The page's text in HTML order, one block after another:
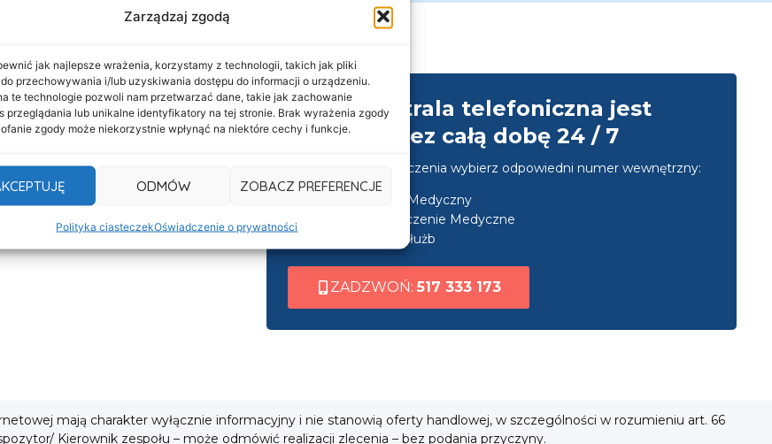
Zarządzaj zgodą
jak najlepsze wrażenia, korzystamy z technologii, takich jak pliki
przechowywania i/lub uzyskiwania dostępu do informacji o urządzeniu.
te technologie pozwoli nam przetwarzać dane, takie jak zachowanie
przeglądania lub unikalne identyfikatory na tej stronie. Brak wyrażenia zgody
zgody może niekorzystnie wpłynąć na niektóre cechy i funkcje.
ODMÓW ZOBACZ PREFERENCJE
Polityka ciasteczekOświadczenie o prywatności
Informacje
Deklaracja dostępności
Polityka prywatności
Cookies
Nasza centrala telefoniczna jest
czynna przez całą dobę 24 / 7
Po nawiązaniu połączenia wybierz odpowiedni numer wewnętrzny:
wew. 1 ➜ Transport Medyczny
wew. 2 ➜ Zabezpieczenie Medyczne
wew. 3 ➜ Obsługa służb
ZADZWOŃ:517 333 173
mają charakter wyłącznie informacyjny i nie stanowią oferty handlowej, w szczególności w rozumieniu art. 66
Kierownik zespołu – może odmówić realizacji zlecenia – bez podania przyczyny.